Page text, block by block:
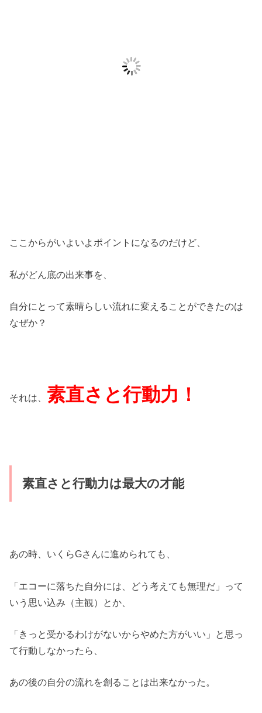
ここからがいよいよポイントになるのだけど、
私がどん底の出来事を、
自分にとって素晴らしい流れに変えることができたのは
なぜか？
それは、 素直さと行動力！
素直さと行動力は最大の才能
あの時、いくらGさんに進められても、
「エコーに落ちた自分には、どう考えても無理だ」って
いう思い込み（主観）とか、
「きっと受かるわけがないからやめた方がいい」と思っ
て行動しなかったら、
あの後の自分の流れを創ることは出来なかった。